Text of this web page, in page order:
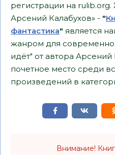
регистрации на
Арсений Калабухов» - "
фантастика" является
жанром для
идёт" от автора
почетное место среди
произведений в
Внимание!